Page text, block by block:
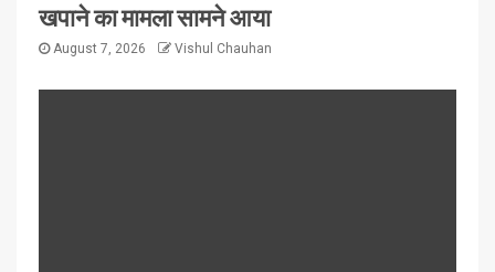
खपाने का मामला सामने आया
August 7, 2026 Vishul Chauhan